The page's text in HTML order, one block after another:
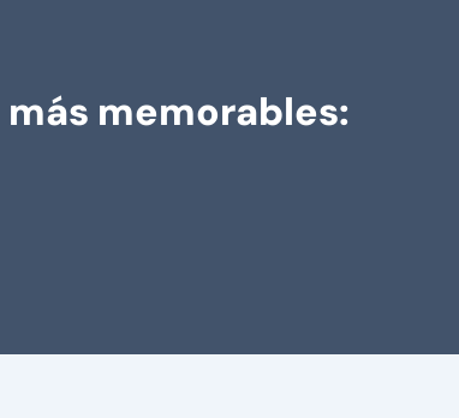
memorables: